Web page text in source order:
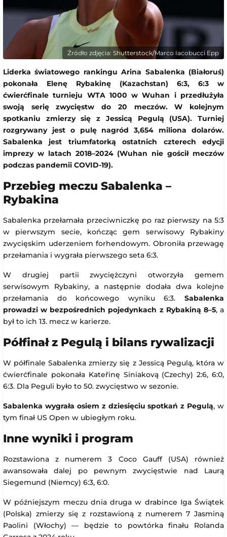
Źródło zdjęcia: Shutterstock/Marco Iacobucci Epp
Liderka światowego rankingu Arina Sabalenka (Białoruś)
pokonała Elenę Rybakinę (Kazachstan) 6:3, 6:3 w
ćwierćfinale turnieju WTA 1000 w Wuhan i przedłużyła
swoją serię zwycięstw do 20 meczów. W kolejnym
spotkaniu zmierzy się z Jessicą Pegulą (USA). Turniej
rozgrywany jest o pulę nagród 3,654 miliona dolarów.
Sabalenka jest triumfatorką ostatnich czterech edycji
imprezy w latach 2018–2024 (Wuhan nie gościł meczów
podczas pandemii COVID-19).
Przebieg meczu Sabalenka –
Rybakina
Sabalenka przełamała przeciwniczkę po raz pierwszy na 5:3
w pierwszym secie, kończąc gem serwisowy Rybakiny
zwycięskim uderzeniem forhendowym. Obroniła przewagę
przełamania i wygrała pierwszego seta 6:3.
W drugiej partii zwyciężczyni otworzyła gemem
serwisowym Rybakiny, a następnie dodała dwa kolejne
przełamania do końcowego wyniku 6:3. Sabalenka
prowadzi w bezpośrednich pojedynkach z Rybakiną 8–5, a
był to ich 13. mecz w karierze.
Półfinał z Pegulą i bilans rywalizacji
W półfinale Sabalenka zmierzy się z Jessicą Pegulą, która w
ćwierćfinale pokonała Kateřinę Siniakovą (Czechy) 2:6, 6:0,
6:3. Dla Peguli było to 50. zwycięstwo w sezonie.
Sabalenka wygrała osiem z dziesięciu spotkań z Pegulą, w
tym finał US Open w ubiegłym roku.
Inne wyniki i program
Rozstawiona z numerem 3 Coco Gauff (USA) również
awansowała dalej po pewnym zwycięstwie nad Laurą
Siegemund (Niemcy) 6:3, 6:0.
W późniejszym meczu dnia druga w drabince Iga Świątek
(Polska) zmierzy się z rozstawioną z numerem 7 Jasminą
Paolini (Włochy) — będzie to powtórka finału Rolanda